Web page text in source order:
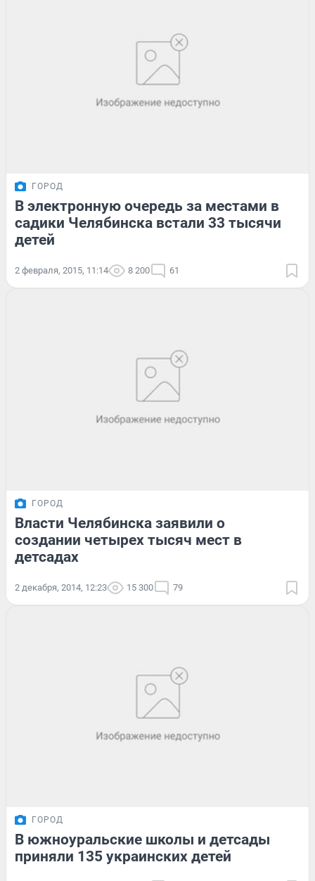
ГОРОД
В электронную очередь за местами в
садики Челябинска встали 33 тысячи
детей
2 февраля, 2015, 11:14 8 200 61
ГОРОД
Власти Челябинска заявили о
создании четырех тысяч мест в
детсадах
2 декабря, 2014, 12:23 15 300 79
ГОРОД
В южноуральские школы и детсады
приняли 135 украинских детей